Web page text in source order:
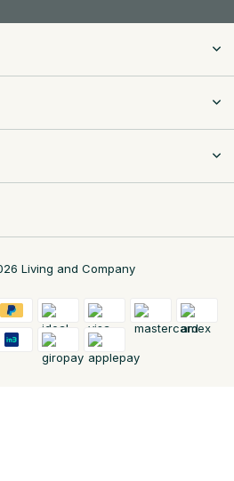
Living and Company